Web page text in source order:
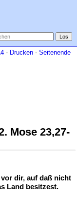
- Drucken - Seitenende
Mose 23,27-
dir, auf daß nicht
Land besitzest.